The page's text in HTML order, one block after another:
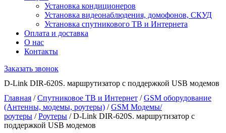
Установка кондиционеров
Установка видеонаблюдения, домофонов, СКУД
Установка спутникового ТВ и Интернета
Оплата и доставка
О нас
Контакты
Заказать звонок
D-Link DIR-620S. маршрутизатор с поддержкой USB модемов
Главная /Спутниковое ТВ и Интернет /GSM оборудование
(Антенны, модемы, роутеры) /GSM Модемы/
роутеры /Роутеры / D-Link DIR-620S. маршрутизатор с
поддержкой USB модемов